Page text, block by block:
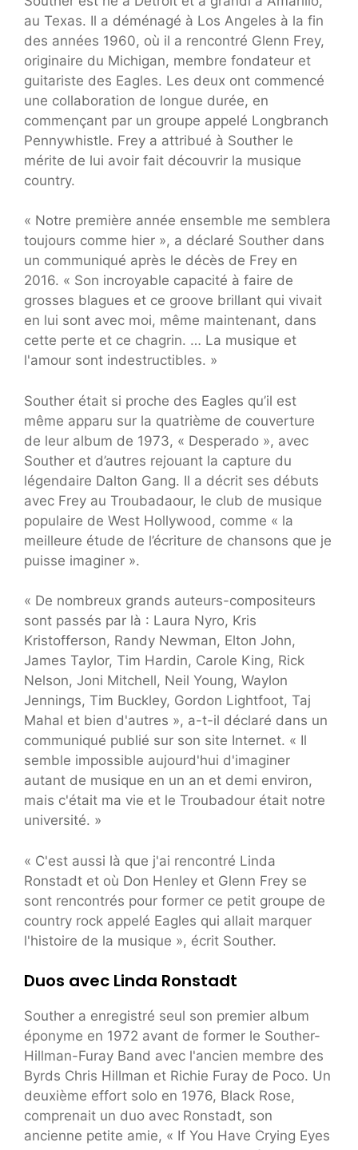
au Texas. Il a déménagé à Los Angeles à la fin
des années 1960, où il a rencontré Glenn Frey,
originaire du Michigan, membre fondateur et
guitariste des Eagles. Les deux ont commencé
une collaboration de longue durée, en
commençant par un groupe appelé Longbranch
Pennywhistle. Frey a attribué à Souther le
mérite de lui avoir fait découvrir la musique
country.
« Notre première année ensemble me semblera
toujours comme hier », a déclaré Souther dans
un communiqué après le décès de Frey en
2016. « Son incroyable capacité à faire de
grosses blagues et ce groove brillant qui vivait
en lui sont avec moi, même maintenant, dans
cette perte et ce chagrin. … La musique et
l'amour sont indestructibles. »
Souther était si proche des Eagles qu’il est
même apparu sur la quatrième de couverture
de leur album de 1973, « Desperado », avec
Souther et d’autres rejouant la capture du
légendaire Dalton Gang. Il a décrit ses débuts
avec Frey au Troubadaour, le club de musique
populaire de West Hollywood, comme « la
meilleure étude de l’écriture de chansons que je
puisse imaginer ».
« De nombreux grands auteurs-compositeurs
sont passés par là : Laura Nyro, Kris
Kristofferson, Randy Newman, Elton John,
James Taylor, Tim Hardin, Carole King, Rick
Nelson, Joni Mitchell, Neil Young, Waylon
Jennings, Tim Buckley, Gordon Lightfoot, Taj
Mahal et bien d'autres », a-t-il déclaré dans un
communiqué publié sur son site Internet. « Il
semble impossible aujourd'hui d'imaginer
autant de musique en un an et demi environ,
mais c'était ma vie et le Troubadour était notre
université. »
« C'est aussi là que j'ai rencontré Linda
Ronstadt et où Don Henley et Glenn Frey se
sont rencontrés pour former ce petit groupe de
country rock appelé Eagles qui allait marquer
l'histoire de la musique », écrit Souther.
Duos avec Linda Ronstadt
Souther a enregistré seul son premier album
éponyme en 1972 avant de former le Souther-
Hillman-Furay Band avec l'ancien membre des
Byrds Chris Hillman et Richie Furay de Poco. Un
deuxième effort solo en 1976, Black Rose,
comprenait un duo avec Ronstadt, son
ancienne petite amie, « If You Have Crying Eyes